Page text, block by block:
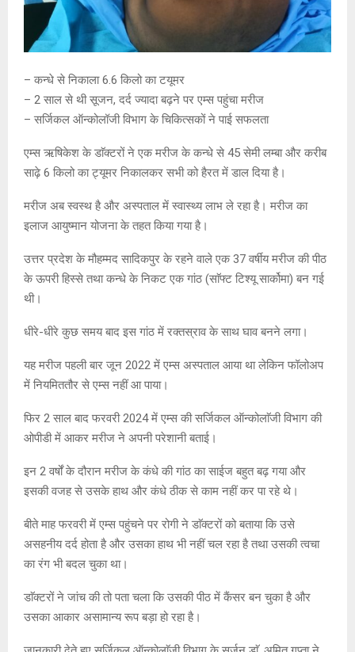
– कन्धे से निकाला 6.6 किलो का टयूमर
– 2 साल से थी सूजन, दर्द ज्यादा बढ़ने पर एम्स पहुंचा मरीज
– सर्जिकल ऑन्कोलॉजी विभाग के चिकित्सकों ने पाई सफलता
एम्स ऋषिकेश के डाॅक्टरों ने एक मरीज के कन्धे से 45 सेमी लम्बा और करीब
साढ़े 6 किलो का ट्यूमर निकालकर सभी को हैरत में डाल दिया है।
मरीज अब स्वस्थ है और अस्पताल में स्वास्थ्य लाभ ले रहा है। मरीज का
इलाज आयुष्मान योजना के तहत किया गया है।
उत्तर प्रदेश के मौहम्मद सादिकपुर के रहने वाले एक 37 वर्षीय मरीज की पीठ
के ऊपरी हिस्से तथा कन्धे के निकट एक गांठ (साॅफ्ट टिश्यू सार्कोमा) बन गई
थी।
धीरे-धीरे कुछ समय बाद इस गांठ में रक्तस्राव के साथ घाव बनने लगा।
यह मरीज पहली बार जून 2022 में एम्स अस्पताल आया था लेकिन फॉलोअप
में नियमिततौर से एम्स नहीं आ पाया।
फिर 2 साल बाद फरवरी 2024 में एम्स की सर्जिकल ऑन्कोलाॅजी विभाग की
ओपीडी में आकर मरीज ने अपनी परेशानी बताई।
इन 2 वर्षों के दौरान मरीज के कंधे की गांठ का साईज बहुत बढ़ गया और
इसकी वजह से उसके हाथ और कंधे ठीक से काम नहीं कर पा रहे थे।
बीते माह फरवरी में एम्स पहुंचने पर रोगी ने डाॅक्टरों को बताया कि उसे
असहनीय दर्द होता है और उसका हाथ भी नहीं चल रहा है तथा उसकी त्वचा
का रंग भी बदल चुका था।
डाॅक्टरों ने जांच की तो पता चला कि उसकी पीठ में कैंसर बन चुका है और
उसका आकार असामान्य रूप बड़ा हो रहा है।